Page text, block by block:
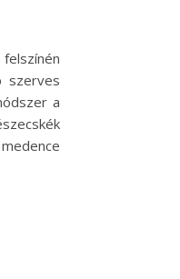
szerves
a